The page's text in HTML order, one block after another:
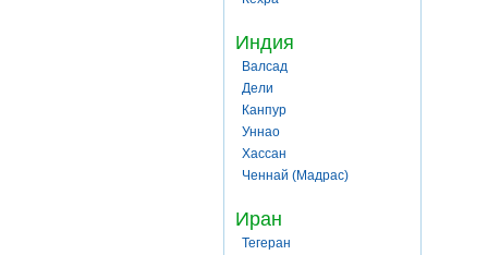
Индия
Валсад
Дели
Канпур
Уннао
Хассан
Ченнай (Мадрас)
Иран
Тегеран